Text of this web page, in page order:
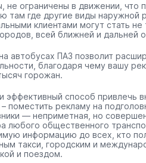
не ограничены в движении, что
там где другие виды
клиентами могут стать
всей ближней и дальней
автобусах ПАЗ позволит
благодаря чему вашу
горожан.
эффективный способ привлечь
– поместить рекламу на
— неприметная, но
любого общественного
информацию до всех, кто
такси, городским и
и поездом.